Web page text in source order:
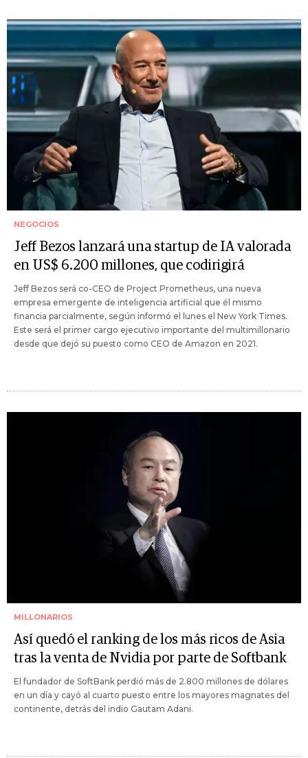
NEGOCIOS
Jeff Bezos lanzará una startup de IA valorada
en US$ 6.200 millones, que codirigirá
Jeff Bezos será co-CEO de Project Prometheus, una nueva
empresa emergente de inteligencia artificial que él mismo
financia parcialmente, según informó el lunes el New York Times.
Este será el primer cargo ejecutivo importante del multimillonario
desde que dejó su puesto como CEO de Amazon en 2021.
MILLONARIOS
Así quedó el ranking de los más ricos de Asia
tras la venta de Nvidia por parte de Softbank
El fundador de SoftBank perdió más de 2.800 millones de dólares
en un día y cayó al cuarto puesto entre los mayores magnates del
continente, detrás del indio Gautam Adani.